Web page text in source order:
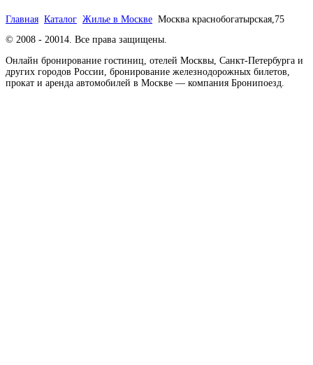
Главная Каталог Жилье в Москве Москва краснобогатырская,75
© 2008 - 20014. Все права защищены.
Онлайн бронирование гостиниц, отелей Москвы, Санкт-Петербурга и
других городов России, бронирование железнодорожных билетов,
прокат и аренда автомобилей в Москве — компания Бронипоезд.